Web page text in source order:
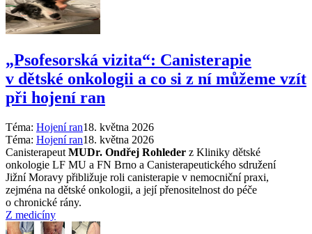
„Psofesorská vizita“: Canisterapie
v dětské onkologii a co si z ní můžeme vzít
při hojení ran
Téma: Hojení ran18. května 2026
Téma: Hojení ran18. května 2026
Canisterapeut MUDr. Ondřej Rohleder z Kliniky dětské
onkologie LF MU a FN Brno a Canisterapeutického sdružení
Jižní Moravy přibližuje roli canisterapie v nemocniční praxi,
zejména na dětské onkologii, a její přenositelnost do péče
o chronické rány.
Z medicíny